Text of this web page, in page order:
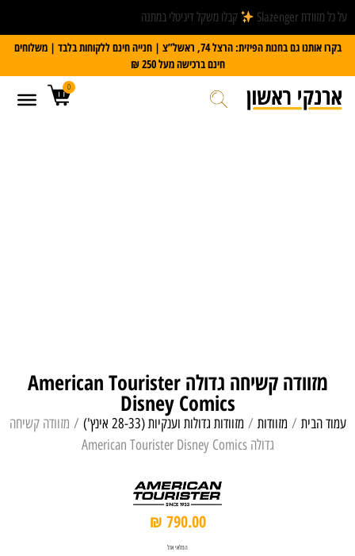
על כל מזוודת Slazenger
קבלו משקל דיגיטלי במתנה
בקרו אותנו גם בחנות הפיזית: הרצל 74, ראשל”צ | חנייה חינם ללקוחות בלבד | משלוחים
חינם ברכישה מעל 250 ₪
0
מזוודה קשיחה גדולה American Tourister
Disney Comics
עמוד הבית / מזוודות / מזוודות גדולות וענקיות (28-33 אינץ')
/ מזוודה קשיחה
גדולה American Tourister Disney Comics
₪ 790.00
המלאי אזל